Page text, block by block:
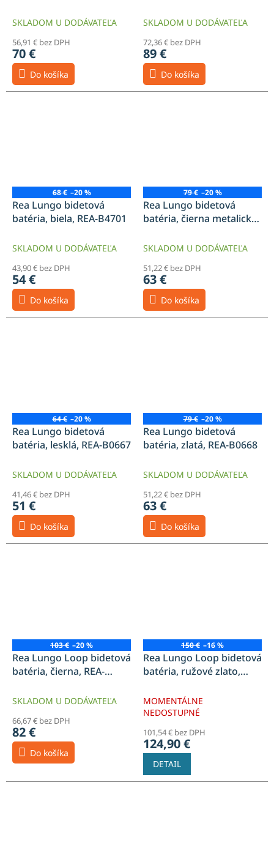
SKLADOM U DODÁVATEĽA
56,91 € bez DPH
70 €
Do košíka
SKLADOM U DODÁVATEĽA
72,36 € bez DPH
89 €
Do košíka
68 € –20 %
Rea Lungo bidetová
batéria, biela, REA-B4701
SKLADOM U DODÁVATEĽA
43,90 € bez DPH
54 €
Do košíka
79 € –20 %
Rea Lungo bidetová
batéria, čierna metalická,
SKLADOM U DODÁVATEĽA
51,22 € bez DPH
63 €
Do košíka
64 € –20 %
Rea Lungo bidetová
batéria, lesklá, REA-B0667
SKLADOM U DODÁVATEĽA
41,46 € bez DPH
51 €
Do košíka
79 € –20 %
Rea Lungo bidetová
batéria, zlatá, REA-B0668
SKLADOM U DODÁVATEĽA
51,22 € bez DPH
63 €
Do košíka
103 € –20 %
Rea Lungo Loop bidetová
batéria, čierna, REA-
SKLADOM U DODÁVATEĽA
66,67 € bez DPH
82 €
Do košíka
150 € –16 %
Rea Lungo Loop bidetová
batéria, ružové zlato,
MOMENTÁLNE
NEDOSTUPNÉ
101,54 € bez DPH
124,90 €
DETAIL